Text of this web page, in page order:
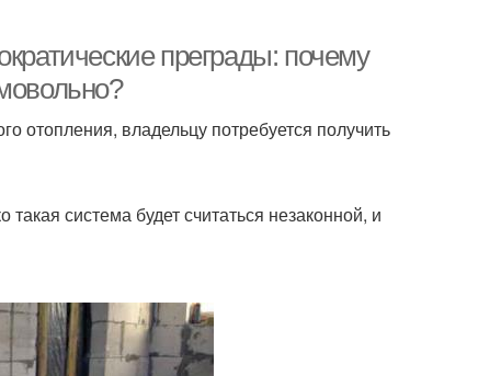
преграды: почему
отопления, владельцу потребуется получить
система будет считаться незаконной, и